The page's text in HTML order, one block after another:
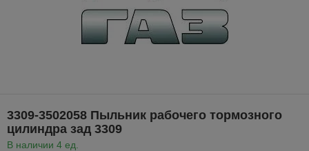
3309-3502058 Пыльник рабочего тормозного
цилиндра зад 3309
В наличии 4 ед.